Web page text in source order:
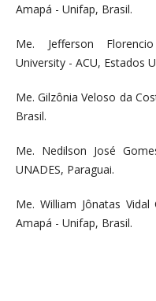
Amapá - Unifap, Brasil.
Me. Jefferson
University - ACU, Estados
Me. Gilzônia Veloso da
Brasil.
Me. Nedilson José
UNADES, Paraguai.
Me. William Jônatas
Amapá - Unifap, Brasil.